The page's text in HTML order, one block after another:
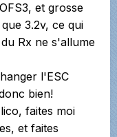
et grosse
3.2v, ce qui
Rx ne s'allume
l'ESC
bien!
faites moi
et faites